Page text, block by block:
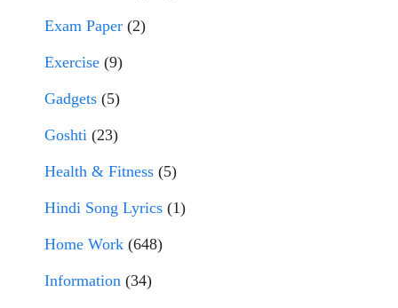
Exam Paper (2)
Exercise (9)
Gadgets (5)
Goshti (23)
Health & Fitness (5)
Hindi Song Lyrics (1)
Home Work (648)
Information (34)